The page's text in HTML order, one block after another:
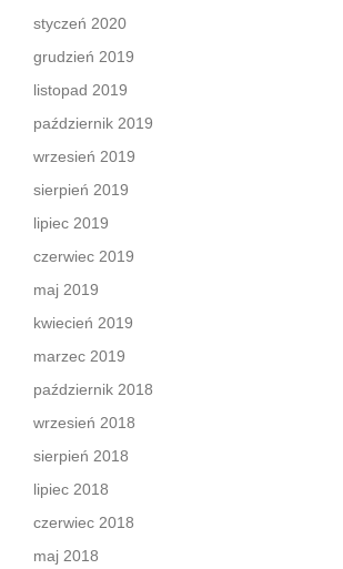
styczeń 2020
grudzień 2019
listopad 2019
październik 2019
wrzesień 2019
sierpień 2019
lipiec 2019
czerwiec 2019
maj 2019
kwiecień 2019
marzec 2019
październik 2018
wrzesień 2018
sierpień 2018
lipiec 2018
czerwiec 2018
maj 2018